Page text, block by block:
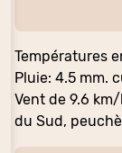
Températures
Pluie: 4.5 mm.
Vent de 9.6
du Sud,